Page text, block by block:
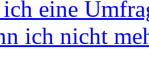
eine
ich nicht